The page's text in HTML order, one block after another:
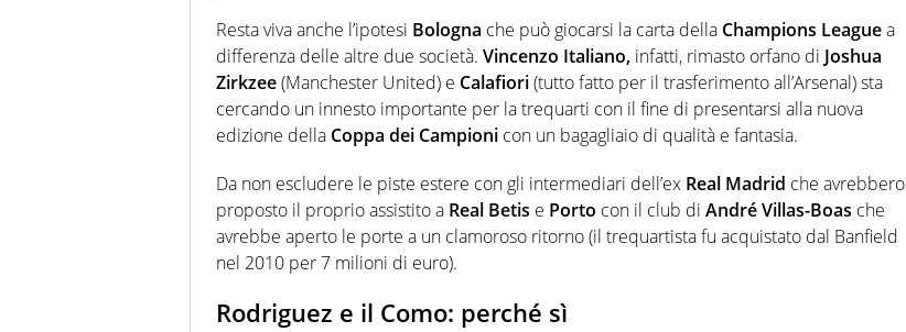
Resta viva anche l’ipotesi Bologna che può giocarsi la carta della Champions Leaguea
differenza delle altre due società. Vincenzo Italiano, infatti, rimasto orfano di Joshua
Zirkzee(Manchester United) e Calafiori(tutto fatto per il trasferimento all’Arsenal) sta
cercando un innesto importante per la trequarti con il fine di presentarsi alla nuova
edizione della Coppa dei Campioni con un bagagliaio di qualità e fantasia.
Da non escludere le piste estere con gli intermediari dell’ex Real Madrid che avrebbero
proposto il proprio assistito a Real Betis e Porto con il club di André Villas-Boas che
avrebbe aperto le porte a un clamoroso ritorno (il trequartista fu acquistato dal Banfield
nel 2010 per 7 milioni di euro).
Rodriguez e il Como: perché sì